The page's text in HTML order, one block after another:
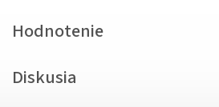
Hodnotenie
Diskusia